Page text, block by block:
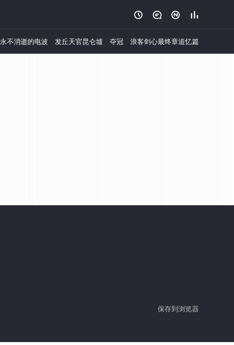
   
永不消逝的电波 发丘天官昆仑墟 夺冠 浪客剑心最终章追忆篇
保存到浏览器